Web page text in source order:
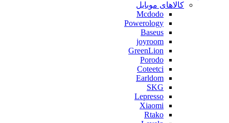
کالاهای موبایل
Mcdodo
Powerology
Baseus
joyroom
GreenLion
Porodo
Coteetci
Earldom
SKG
Lepresso
Xiaomi
Rtako